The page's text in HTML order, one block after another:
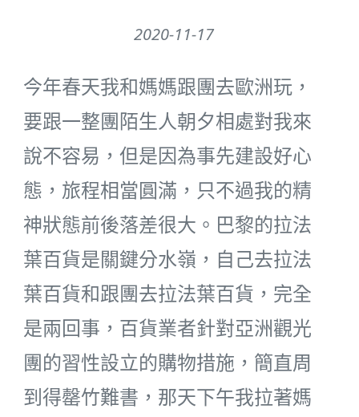
2020-11-17
今年春天我和媽媽跟團去歐洲玩，
要跟一整團陌生人朝夕相處對我來
說不容易，但是因為事先建設好心
態，旅程相當圓滿，只不過我的精
神狀態前後落差很大。巴黎的拉法
葉百貨是關鍵分水嶺，自己去拉法
葉百貨和跟團去拉法葉百貨，完全
是兩回事，百貨業者針對亞洲觀光
團的習性設立的購物措施，簡直周
到得罄竹難書，那天下午我拉著媽